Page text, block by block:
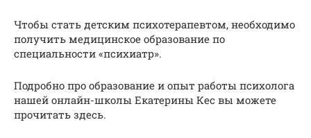
Чтобы стать детским психотерапевтом, необходимо
получить медицинское образование по
специальности «психиатр».
Подробно про образование и опыт работы психолога
нашей онлайн-школы Екатерины Кес вы можете
прочитать здесь.